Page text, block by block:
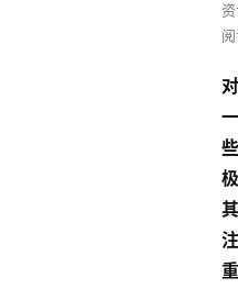
对
一
些
极
其
注
重